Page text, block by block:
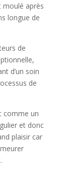
moulé après
longue de
de
d’un soin
de
comme un
et donc
plaisir car